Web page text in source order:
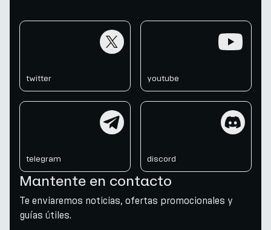
twitter youtube
telegram discord
Mantente en contacto
Te enviaremos noticias, ofertas promocionales y
guías útiles.